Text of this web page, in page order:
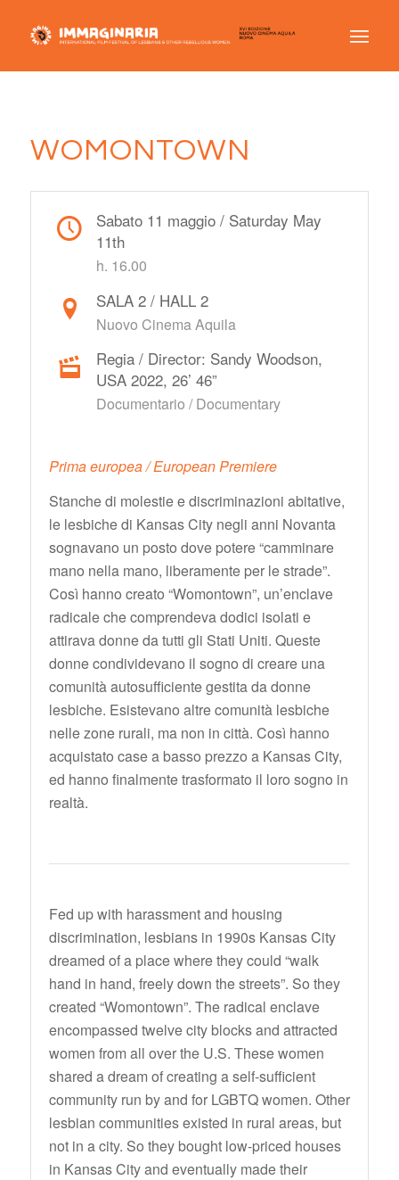
WOMONTOWN
Sabato 11 maggio / Saturday May
11th
h. 16.00
SALA 2 / HALL 2
Nuovo Cinema Aquila
Regia / Director: Sandy Woodson,
USA 2022, 26’ 46”
Documentario / Documentary
Prima europea / European Premiere
Stanche di molestie e discriminazioni abitative,
le lesbiche di Kansas City negli anni Novanta
sognavano un posto dove potere “camminare
mano nella mano, liberamente per le strade”.
Così hanno creato “Womontown”, un’enclave
radicale che comprendeva dodici isolati e
attirava donne da tutti gli Stati Uniti. Queste
donne condividevano il sogno di creare una
comunità autosufficiente gestita da donne
lesbiche. Esistevano altre comunità lesbiche
nelle zone rurali, ma non in città. Così hanno
acquistato case a basso prezzo a Kansas City,
ed hanno finalmente trasformato il loro sogno in
realtà.
Fed up with harassment and housing
discrimination, lesbians in 1990s Kansas City
dreamed of a place where they could “walk
hand in hand, freely down the streets”. So they
created “Womontown”. The radical enclave
encompassed twelve city blocks and attracted
women from all over the U.S. These women
shared a dream of creating a self-sufficient
community run by and for LGBTQ women. Other
lesbian communities existed in rural areas, but
not in a city. So they bought low-priced houses
in Kansas City and eventually made their